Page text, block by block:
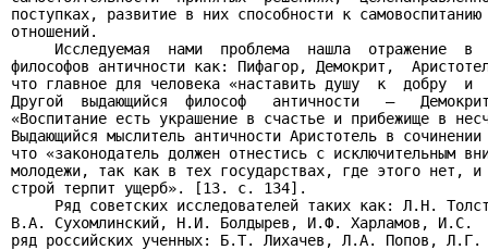
поступках, развитие в них способности к
отношений.
Исследуемая  нами  проблема  нашла  отражение  в
философов античности как: Пифагор, Демокрит,
что главное для человека «наставить душу  к
Другой  выдающийся  философ   античности   –
«Воспитание есть украшение в счастье и прибежище в
Выдающийся мыслитель античности Аристотель в
что «законодатель должен отнестись с исключительным
молодежи, так как в тех государствах, где этого нет, и
строй терпит ущерб». [13. c. 134].
Ряд советских исследователей таких как: Л.Н.
В.А. Сухомлинский, Н.И. Болдырев, И.Ф. Харламов, И.С.
ряд российских ученных: Б.Т. Лихачев, Л.А. Попов, Л.Г.